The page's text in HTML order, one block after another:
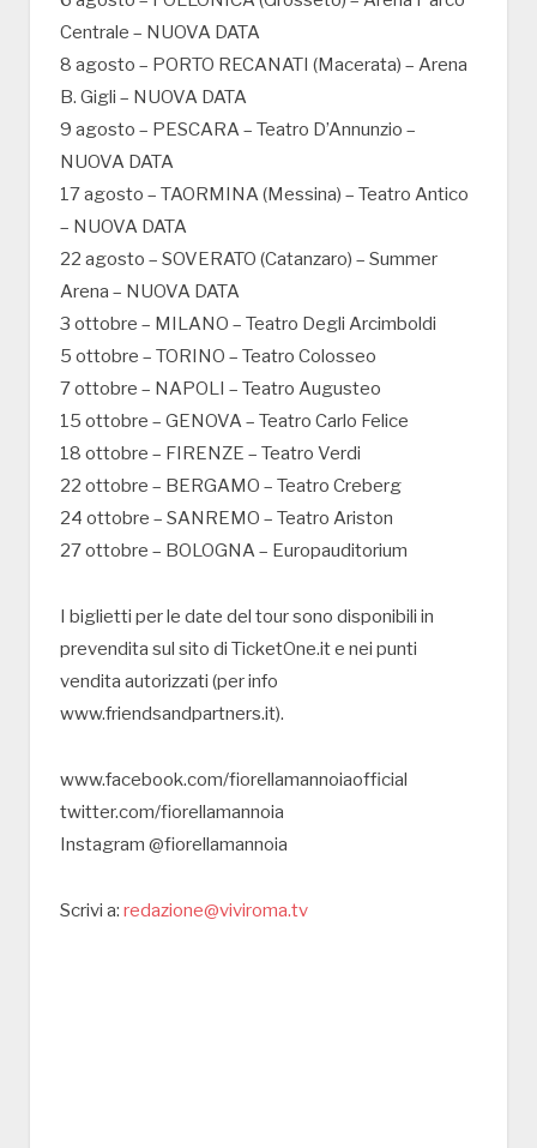
Centrale – NUOVA DATA
8 agosto – PORTO RECANATI (Macerata) – Arena
B. Gigli – NUOVA DATA
9 agosto – PESCARA – Teatro D’Annunzio –
NUOVA DATA
17 agosto – TAORMINA (Messina) – Teatro Antico
– NUOVA DATA
22 agosto – SOVERATO (Catanzaro) – Summer
Arena – NUOVA DATA
3 ottobre – MILANO – Teatro Degli Arcimboldi
5 ottobre – TORINO – Teatro Colosseo
7 ottobre – NAPOLI – Teatro Augusteo
15 ottobre – GENOVA – Teatro Carlo Felice
18 ottobre – FIRENZE – Teatro Verdi
22 ottobre – BERGAMO – Teatro Creberg
24 ottobre – SANREMO – Teatro Ariston
27 ottobre – BOLOGNA – Europauditorium
I biglietti per le date del tour sono disponibili in
prevendita sul sito di TicketOne.it e nei punti
vendita autorizzati (per info
www.friendsandpartners.it).
www.facebook.com/fiorellamannoiaofficial
twitter.com/fiorellamannoia
Instagram @fiorellamannoia
Scrivi a: redazione@viviroma.tv